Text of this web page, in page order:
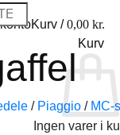
Kurv /0,00 kr.
Kurv
Ingen varer i
/ Piaggio / MC-